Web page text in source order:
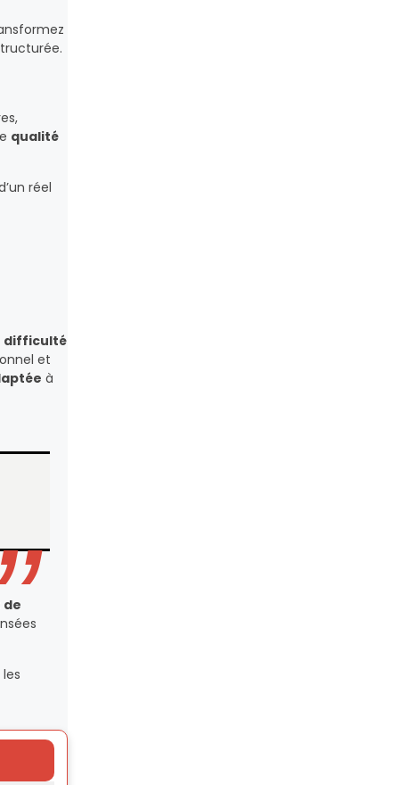
qualité
réel
difficulté
et
à